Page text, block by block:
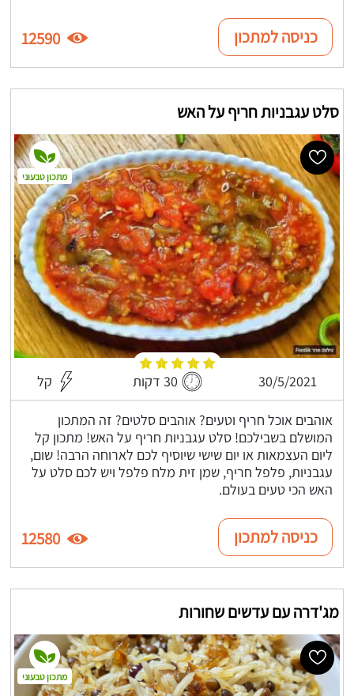
כניסה למתכון 12590
סלט עגבניות חריף על האש
30/5/2021 30 דקות קל
אוהבים אוכל חריף וטעים? אוהבים סלטים? זה המתכון
המושלם בשבילכם! סלט עגבניות חריף על האש! מתכון קל
ליום העצמאות או יום שישי שיוסיף לכם לארוחה הרבה! שום,
עגבניות, פלפל חריף, שמן זית מלח פלפל ויש לכם סלט על
האש הכי טעים בעולם.
מתכון טבעוני
כניסה למתכון 12580
מג'דרה עם עדשים שחורות
מתכון טבעוני